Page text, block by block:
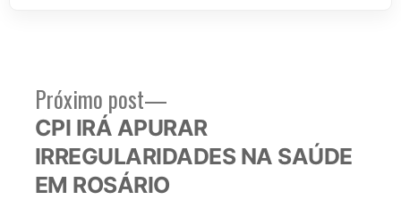
Navegação
de
Post
Próximo post
Próximo
post:
CPI IRÁ APURAR
IRREGULARIDADES NA SAÚDE
EM ROSÁRIO